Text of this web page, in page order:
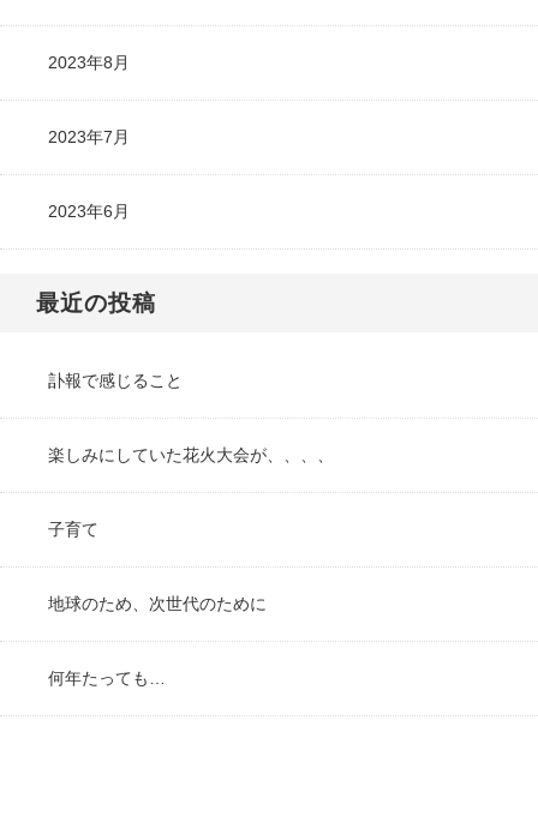
2023年8月
2023年7月
2023年6月
最近の投稿
訃報で感じること
楽しみにしていた花火大会が、、、、
子育て
地球のため、次世代のために
何年たっても…